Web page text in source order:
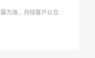
为准，月结客户以合